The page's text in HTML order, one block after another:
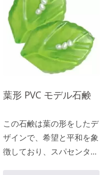
葉形 PVC モデル石鹸
この石鹸は葉の形をしたデ
ザインで、希望と平和を象
徴しており、スパセンター